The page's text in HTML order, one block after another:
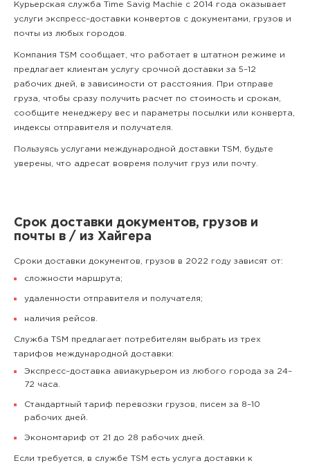
Курьерская служба Time Savig Machie с 2014 года оказывает
услуги экспресс–доставки конвертов с документами, грузов и
почты из любых городов.
Компания TSM сообщает, что работает в штатном режиме и
предлагает клиентам услугу срочной доставки за 5–12
рабочих дней, в зависимости от расстояния. При отправе
груза, чтобы сразу получить расчет по стоимость и срокам,
сообщите менеджеру вес и параметры посылки или конверта,
индексы отправителя и получателя.
Пользуясь услугами международной доставки TSM, будьте
уверены, что адресат вовремя получит груз или почту.
Срок доставки документов, грузов и
почты в / из Хайгера
Сроки доставки документов, грузов в 2022 году зависят от:
сложности маршрута;
удаленности отправителя и получателя;
наличия рейсов.
Служба TSM предлагает потребителям выбрать из трех
тарифов международной доставки:
Экспресс–доставка авиакурьером из любого города за 24–
72 часа.
Стандартный тариф перевозки грузов, писем за 8–10
рабочих дней.
Экономтариф от 21 до 28 рабочих дней.
Если требуется, в службе TSM есть услуга доставки к